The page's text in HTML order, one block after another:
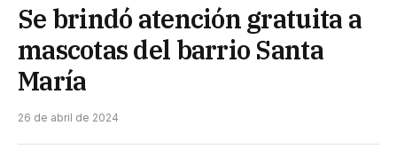
Se brindó atención gratuita a
mascotas del barrio Santa
María
26 de abril de 2024